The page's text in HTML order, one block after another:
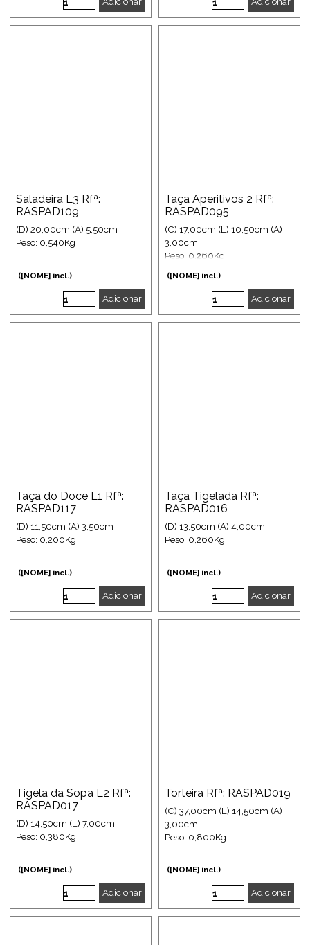
Saladeira L3 Rfª:
RASPAD109
(D) 20,00cm (A) 5,50cm
Peso: 0,540Kg
([NOME] incl.)
Adicionar
Taça Aperitivos 2 Rfª:
RASPAD095
(C) 17,00cm (L) 10,50cm (A)
3,00cm
Peso: 0,260Kg
([NOME] incl.)
Adicionar
Taça do Doce L1 Rfª:
RASPAD117
(D) 11,50cm (A) 3,50cm
Peso: 0,200Kg
([NOME] incl.)
Adicionar
Taça Tigelada Rfª:
RASPAD016
(D) 13,50cm (A) 4,00cm
Peso: 0,260Kg
([NOME] incl.)
Adicionar
Tigela da Sopa L2 Rfª:
RASPAD017
(D) 14,50cm (L) 7,00cm
Peso: 0,380Kg
([NOME] incl.)
Adicionar
Torteira Rfª: RASPAD019
(C) 37,00cm (L) 14,50cm (A)
3,00cm
Peso: 0,800Kg
([NOME] incl.)
Adicionar